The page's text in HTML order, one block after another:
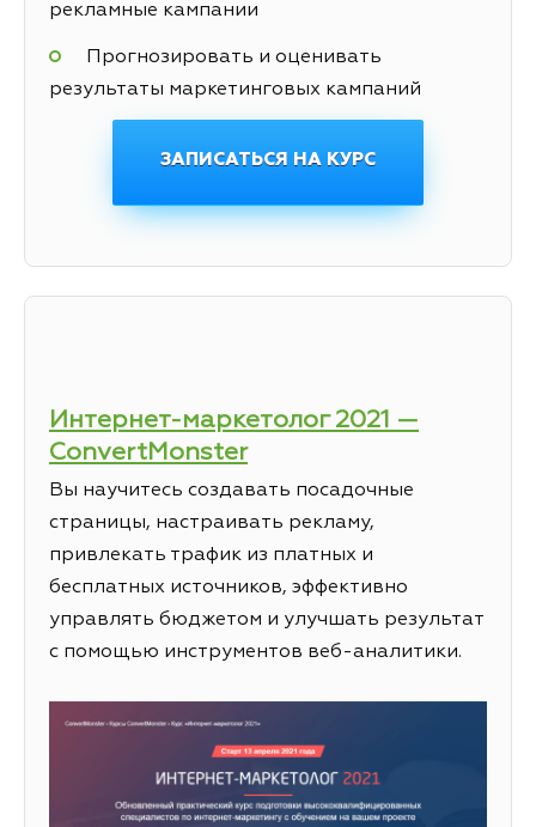
рекламные кампании
Прогнозировать и оценивать
результаты маркетинговых кампаний
ЗАПИСАТЬСЯ НА КУРС
Интернет-маркетолог 2021 —
ConvertMonster
Вы научитесь создавать посадочные
страницы, настраивать рекламу,
привлекать трафик из платных и
бесплатных источников, эффективно
управлять бюджетом и улучшать результат
с помощью инструментов веб-аналитики.